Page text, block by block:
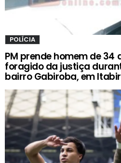
POLÍCIA
PM prende homem de 34
foragido da justiça
bairro Gabiroba, em